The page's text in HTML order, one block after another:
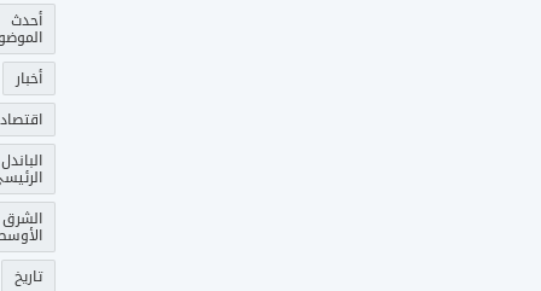
أحدث
أخبار
اقتصاد
الباندل
الشرق
تاريخ